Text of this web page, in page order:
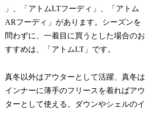
」、「アトムLTフーディ 」、「アトム
ARフーディ 」があります。シーズンを
問わずに、一着目に買うとした場合のお
すすめは、「アトムLT」です。
真冬以外はアウターとして活躍、真冬は
インナーに薄手のフリースを着ればアウ
ターとして使える。ダウンやシェルのイ